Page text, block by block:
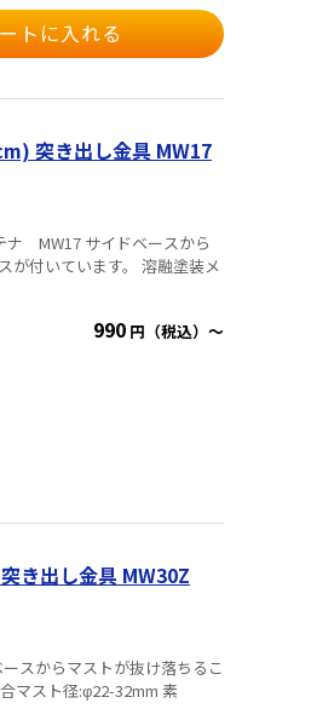
突き出し金具 MW17
ます。 溶融塗装メ
990 円（税込）～
き出し金具 MW30Z